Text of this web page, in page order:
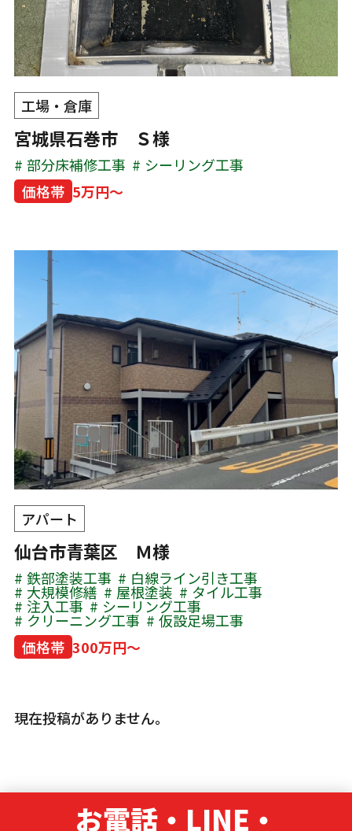
工場・倉庫
宮城県石巻市 Ｓ様
部分床補修工事
シーリング工事
価格帯 5万円～
アパート
仙台市青葉区 Ｍ様
鉄部塗装工事 白線ライン引き工事
大規模修繕 屋根塗装 タイル工事
注入工事 シーリング工事
クリーニング工事
仮設足場工事
価格帯 300万円～
現在投稿がありません。
お電話・LINE・